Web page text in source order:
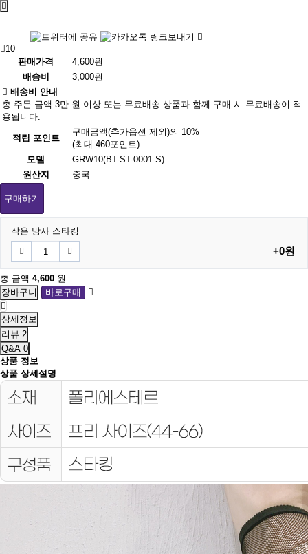
10
판매가격
4,600원
배송비
3,000원
배송비 안내
총 주문 금액 3만 원 이상 또는 무료배송 상품과 함께 구매 시 무료배송이 적
용됩니다.
적립 포인트
구매금액(추가옵션 제외)의 10%
(최대 460포인트)
모델
GRW10(BT-ST-0001-S)
원산지
중국
구매하기
작은 망사 스타킹
+0원
총 금액 4,600 원
상세정보
리뷰 2
Q&A 0
상품 정보
상품 상세설명